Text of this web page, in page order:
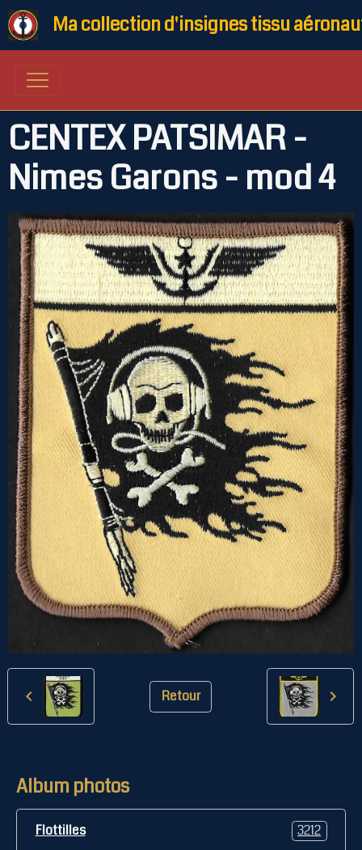
Ma collection d'insignes tissu
CENTEX PATSIMAR -
Nimes Garons - mod 4
Retour
Album photos
Flottilles 3212